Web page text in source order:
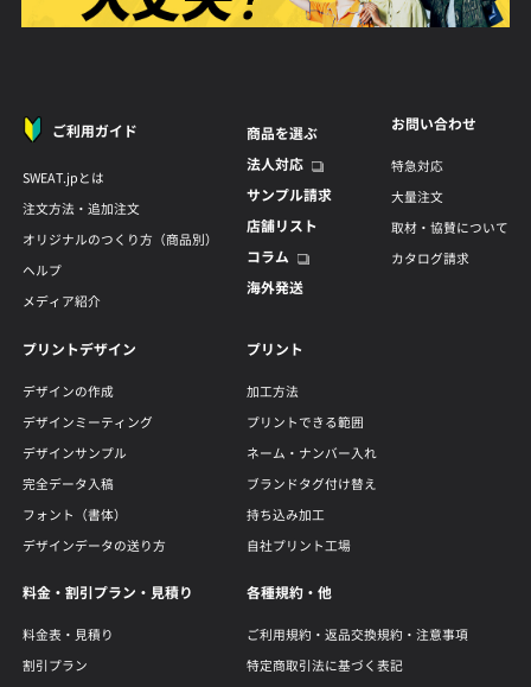
ご利用ガイド
SWEAT.jpとは
注文方法・追加注文
オリジナルのつくり方（商品別）
ヘルプ
メディア紹介
商品を選ぶ
法人対応
サンプル請求
店舗リスト
コラム
海外発送
お問い合わせ
特急対応
大量注文
取材・協賛について
カタログ請求
プリントデザイン
デザインの作成
デザインミーティング
デザインサンプル
完全データ入稿
フォント（書体）
デザインデータの送り方
プリント
加工方法
プリントできる範囲
ネーム・ナンバー入れ
ブランドタグ付け替え
持ち込み加工
自社プリント工場
料金・割引プラン・見積り
料金表・見積り
割引プラン
各種規約・他
ご利用規約・返品交換規約・注意事項
特定商取引法に基づく表記